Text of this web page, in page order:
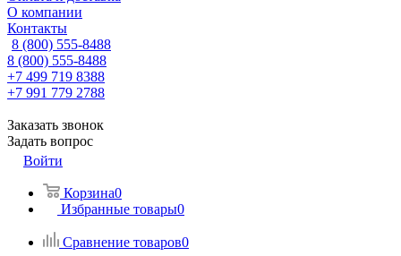
О компании
Контакты
8 (800) 555-8488
8 (800) 555-8488
+7 499 719 8388
+7 991 779 2788
Заказать звонок
Задать вопрос
Войти
Корзина0
Избранные товары0
Сравнение товаров0